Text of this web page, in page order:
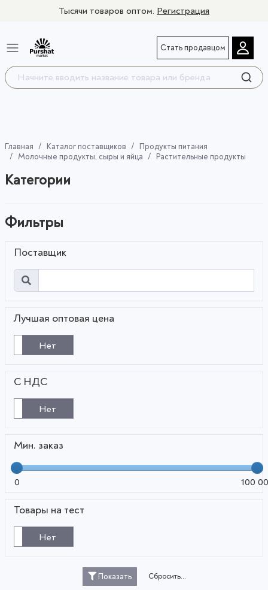
Тысячи товаров оптом. Регистрация
Стать продавцом
Главная Каталог поставщиков
Продукты питания
Молочные продукты, сыры и яйца
Растительные продукты
Категории
Фильтры
Поставщик
Лучшая оптовая цена
Нет
С НДС
Нет
Мин. заказ
0 100
Товары на тест
Нет
Показать Сбросить...